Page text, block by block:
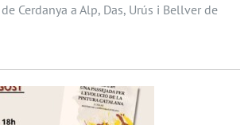
Cerdanya a Alp, Das, Urús i Bellver de